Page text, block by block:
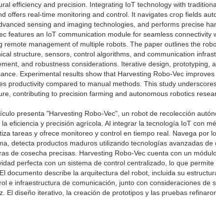
efficiency and precision. Integrating IoT technology with
offers real-time monitoring and control. It navigates crop fields
sensing and imaging technologies, and performs precise
features an IoT communication module for seamless connectivity
remote management of multiple robots. The paper outlines the
structure, sensors, control algorithms, and communication
and robustness considerations. Iterative design, prototyping,
Experimental results show that Harvesting Robo-Vec
productivity compared to manual methods. This study
contributing to precision farming and autonomous robotics
presenta "Harvesting Robo-Vec", un robot de recolección
la eficiencia y precisión agrícola. Al integrar la tecnología IoT con
tareas y ofrece monitoreo y control en tiempo real. Navega por
detecta productos maduros utilizando tecnologías avanzadas de
de cosecha precisas. Harvesting Robo-Vec cuenta con un
perfecta con un sistema de control centralizado, lo que
documento describe la arquitectura del robot, incluida su
e infraestructura de comunicación, junto con consideraciones de
El diseño iterativo, la creación de prototipos y las pruebas